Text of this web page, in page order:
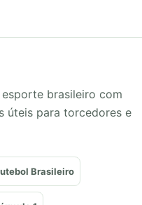
brasileiro com
úteis para torcedores e
Brasileiro